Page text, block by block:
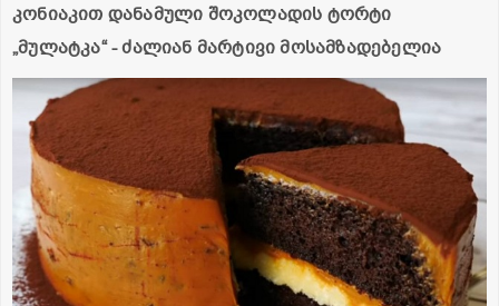
კონიაკით დანამული შოკოლადის ტორტი
„მულატკა“ - ძალიან მარტივი მოსამზადებელია